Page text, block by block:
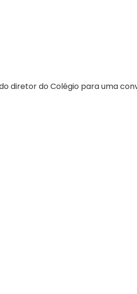
diretor do Colégio para uma